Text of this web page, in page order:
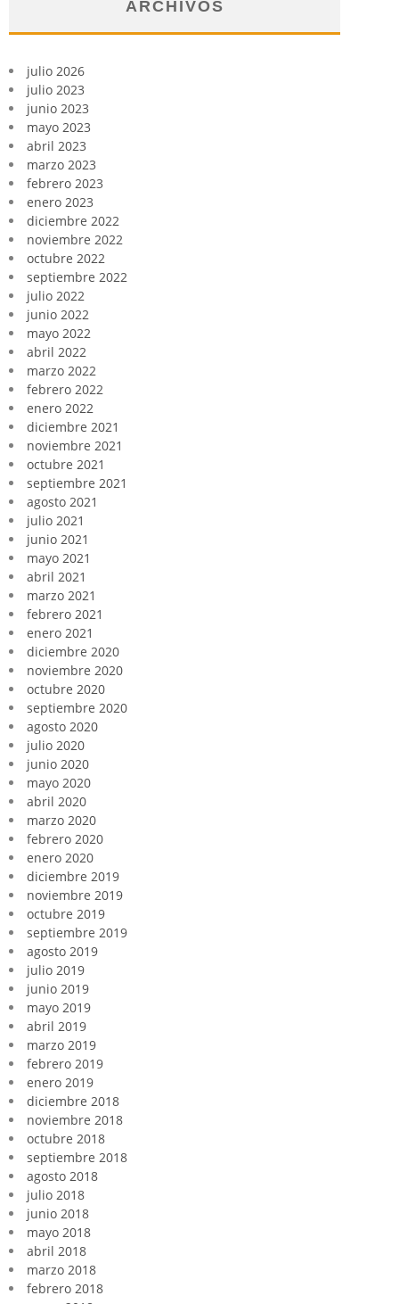
ARCHIVOS
julio 2026
julio 2023
junio 2023
mayo 2023
abril 2023
marzo 2023
febrero 2023
enero 2023
diciembre 2022
noviembre 2022
octubre 2022
septiembre 2022
julio 2022
junio 2022
mayo 2022
abril 2022
marzo 2022
febrero 2022
enero 2022
diciembre 2021
noviembre 2021
octubre 2021
septiembre 2021
agosto 2021
julio 2021
junio 2021
mayo 2021
abril 2021
marzo 2021
febrero 2021
enero 2021
diciembre 2020
noviembre 2020
octubre 2020
septiembre 2020
agosto 2020
julio 2020
junio 2020
mayo 2020
abril 2020
marzo 2020
febrero 2020
enero 2020
diciembre 2019
noviembre 2019
octubre 2019
septiembre 2019
agosto 2019
julio 2019
junio 2019
mayo 2019
abril 2019
marzo 2019
febrero 2019
enero 2019
diciembre 2018
noviembre 2018
octubre 2018
septiembre 2018
agosto 2018
julio 2018
junio 2018
mayo 2018
abril 2018
marzo 2018
febrero 2018